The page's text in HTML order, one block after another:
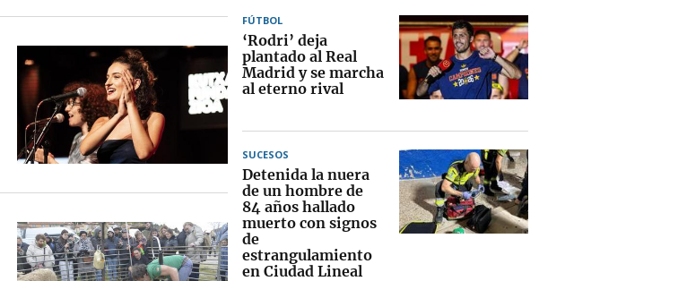
FÚTBOL
‘Rodri’ deja
plantado al Real
Madrid y se marcha
al eterno rival
SUCESOS
Detenida la nuera
de un hombre de
84 años hallado
muerto con signos
de
estrangulamiento
en Ciudad Lineal